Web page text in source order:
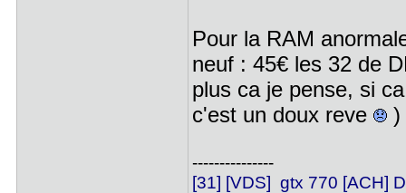
Pour la RAM
neuf : 45€ les 32 de
plus ca je pense, si
c'est un doux reve
)
---------------
[31] [VDS] gtx 770 [ACH]